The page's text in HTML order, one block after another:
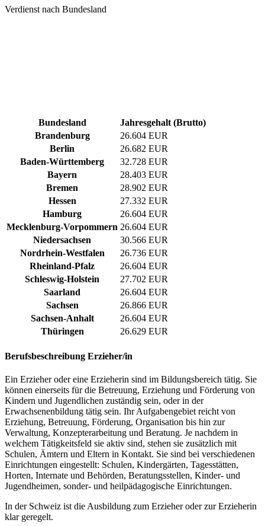
Verdienst nach Bundesland
Bundesland
Jahresgehalt (Brutto)
Brandenburg
26.604 EUR
Berlin
26.682 EUR
Baden-Württemberg
32.728 EUR
Bayern
28.403 EUR
Bremen
28.902 EUR
Hessen
27.332 EUR
Hamburg
26.604 EUR
Mecklenburg-Vorpommern 26.604 EUR
Niedersachsen
30.566 EUR
Nordrhein-Westfalen
26.736 EUR
Rheinland-Pfalz
26.604 EUR
Schleswig-Holstein
27.702 EUR
Saarland
26.604 EUR
Sachsen
26.866 EUR
Sachsen-Anhalt
26.604 EUR
Thüringen
26.629 EUR
Berufsbeschreibung Erzieher/in
Ein Erzieher oder eine Erzieherin sind im Bildungsbereich tätig. Sie
können einerseits für die Betreuung, Erziehung und Förderung von
Kindern und Jugendlichen zuständig sein, oder in der
Erwachsenenbildung tätig sein. Ihr Aufgabengebiet reicht von
Erziehung, Betreuung, Förderung, Organisation bis hin zur
Verwaltung, Konzepterarbeitung und Beratung. Je nachdem in
welchem Tätigkeitsfeld sie aktiv sind, stehen sie zusätzlich mit
Schulen, Ämtern und Eltern in Kontakt. Sie sind bei verschiedenen
Einrichtungen eingestellt: Schulen, Kindergärten, Tagesstätten,
Horten, Internate und Behörden, Beratungsstellen, Kinder- und
Jugendheimen, sonder- und heilpädagogische Einrichtungen.
In der Schweiz ist die Ausbildung zum Erzieher oder zur Erzieherin
klar geregelt.